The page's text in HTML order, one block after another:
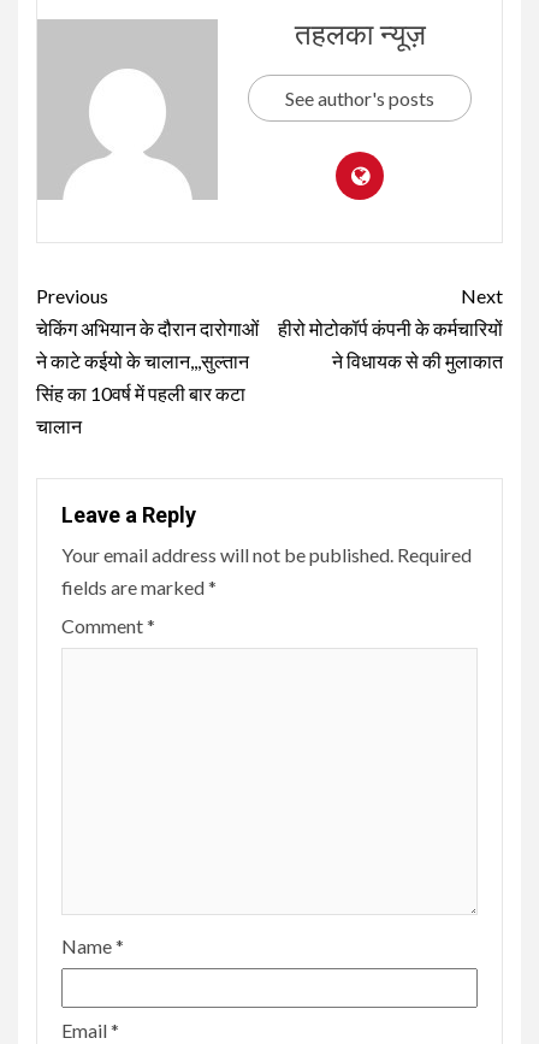
तहलका न्यूज़
See author's posts
Continue
Reading
Previous
चेकिंग अभियान के दौरान दारोगाओं
ने काटे कईयो के चालान,,,सुल्तान
सिंह का 10वर्ष में पहली बार कटा
चालान
Next
हीरो मोटोकॉर्प कंपनी के कर्मचारियों
ने विधायक से की मुलाकात
Leave a Reply
Your email address will not be published. Required
fields are marked*
Comment*
Name*
Email*